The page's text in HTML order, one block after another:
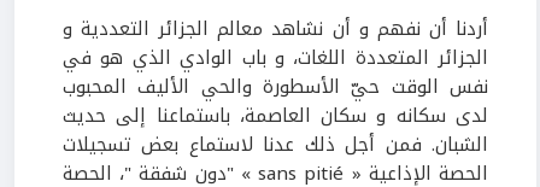
أردنا أن نفهم و أن نشاهد معالم الجزائر التعددية و
الجزائر المتعددة اللغات، و باب الوادي الذي هو في
نفس الوقت حيّ الأسطورة والحي الأليف المحبوب
لدى سكانه و سكان العاصمة، باستماعنا إلى حديث
الشبان. فمن أجل ذلك عدنا لاستماع بعض تسجيلات
الحصة الإذاعية « sans pitié » "دون شفقة "، الحصة